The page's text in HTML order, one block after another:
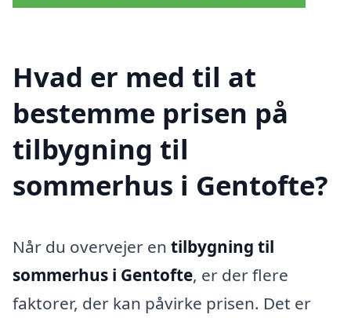
Hvad er med til at
bestemme prisen på
tilbygning til
sommerhus i Gentofte?
Når du overvejer en tilbygning til
sommerhus i Gentofte, er der flere
faktorer, der kan påvirke prisen. Det er